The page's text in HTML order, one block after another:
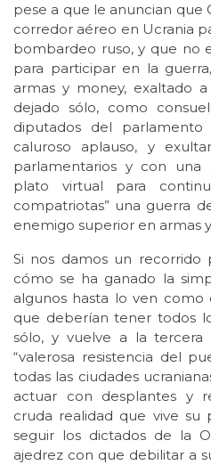
pese a que le anuncian que
corredor aéreo en Ucrania
bombardeo ruso, y que no
para participar en la
armas y money, exaltado
dejado sólo, como
diputados del
caluroso aplauso, y
parlamentarios y con una
plato virtual para
compatriotas” una guerra
enemigo superior en armas
Si nos damos un
cómo se ha ganado la
algunos hasta lo ven
que deberían tener todos
sólo, y vuelve a la
“valerosa resistencia del
todas las ciudades
actuar con desplantes y
cruda realidad que vive su
seguir los dictados de la
ajedrez con que debilitar a